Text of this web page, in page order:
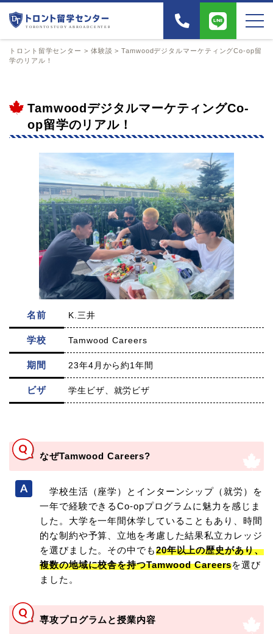
トロント留学センター > 体験談 >TamwoodデジタルマーケティングCo-op留
学のリアル！
TamwoodデジタルマーケティングCo-
op留学のリアル！
名前 K.三井
学校 Tamwood Careers
期間 23年4月から約1年間
ビザ 学生ビザ、就労ビザ
なぜTamwood Careers?
学校生活（座学）とインターンシップ（就労）を
一年で経験できるCo-opプログラムに魅力を感じま
した。大学を一年間休学していることもあり、時間
的な制約や予算、立地を考慮した結果私立カレッジ
を選びました。その中でも20年以上の歴史があり、
複数の地域に校舎を持つTamwood Careersを選び
ました。
専攻プログラムと授業内容